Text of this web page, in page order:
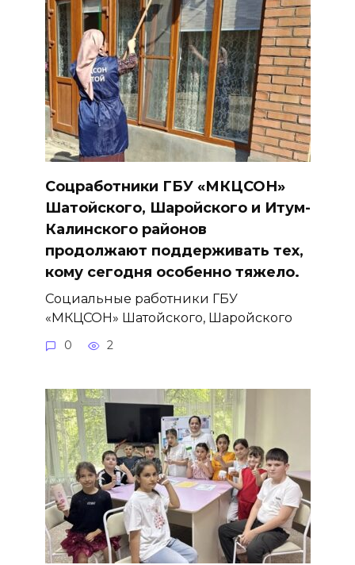
Соцработники ГБУ «МКЦСОН»
Шатойского, Шаройского и Итум-
Калинского районов
продолжают поддерживать тех,
кому сегодня особенно тяжело.
Социальные работники ГБУ
«МКЦСОН» Шатойского, Шаройского
0 2